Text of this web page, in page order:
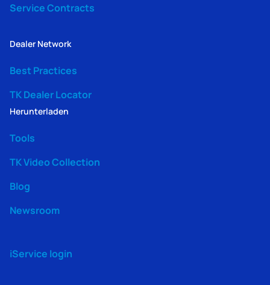
Service Contracts
Dealer Network
Best Practices
TK Dealer Locator
Herunterladen
Tools
TK Video Collection
Blog
Newsroom
iService login